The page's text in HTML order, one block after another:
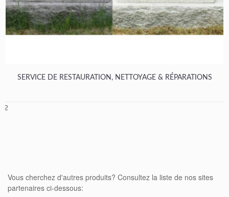
SERVICE DE RESTAURATION, NETTOYAGE & RÉPARATIONS
2
Vous cherchez d'autres produits? Consultez la liste de nos sites
partenaires ci-dessous: